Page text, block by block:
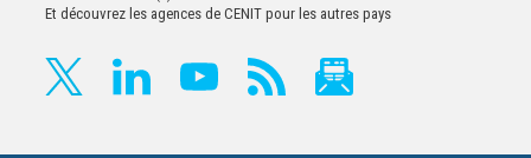
Et découvrez les agences de CENIT pour les autres pays